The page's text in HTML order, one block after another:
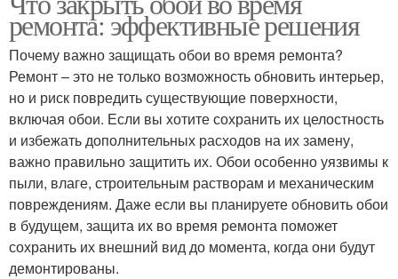
ремонта: эффективные решения
Почему важно защищать обои во время ремонта?
Ремонт – это не только возможность обновить интерьер,
но и риск повредить существующие поверхности,
включая обои. Если вы хотите сохранить их целостность
и избежать дополнительных расходов на их замену,
важно правильно защитить их. Обои особенно уязвимы к
пыли, влаге, строительным растворам и механическим
повреждениям. Даже если вы планируете обновить обои
в будущем, защита их во время ремонта поможет
сохранить их внешний вид до момента, когда они будут
демонтированы.